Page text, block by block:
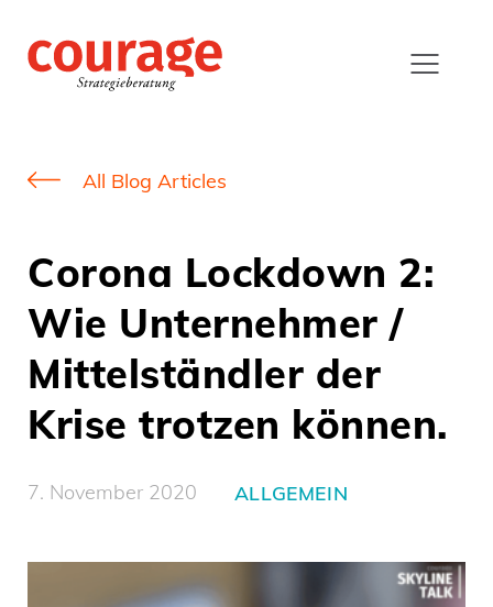
All Blog Articles
Corona Lockdown 2:
Wie Unternehmer /
Mittelständler der
Krise trotzen können.
7. November 2020 ALLGEMEIN